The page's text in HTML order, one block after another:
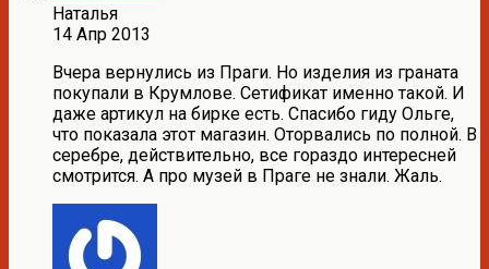
Наталья
14 Апр 2013
Вчера вернулись из Праги. Но изделия из граната
покупали в Крумлове. Сетификат именно такой. И
даже артикул на бирке есть. Спасибо гиду Ольге,
что показала этот магазин. Оторвались по полной. В
серебре, действительно, все гораздо интересней
смотрится. А про музей в Праге не знали. Жаль.